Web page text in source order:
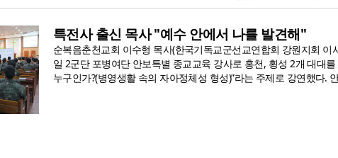
특전사 출신 목사 "예수 안에서 나를 발견해"
순복음춘천교회 이수형 목사(한국기독교군선교연합회 강원지회
일 2군단 포병여단 안보특별 종교교육 강사로 홍천, 횡성 2개 대대
누구인가?(병영생활 속의 자아정체성 형성)”라는 주제로 강연했다.